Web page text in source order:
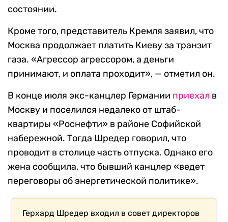
состоянии.
Кроме того, представитель Кремля заявил, что
Москва продолжает платить Киеву за транзит
газа. «Агрессор агрессором, а деньги
принимают, и оплата проходит», — отметил он.
В конце июля экс-канцлер Германии приехал в
Москву и поселился недалеко от штаб-
квартиры «Роснефти» в районе Софийской
набережной. Тогда Шредер говорил, что
проводит в столице часть отпуска. Однако его
жена сообщила, что бывший канцлер «ведет
переговоры об энергетической политике».
Герхард Шредер входил в совет директоров